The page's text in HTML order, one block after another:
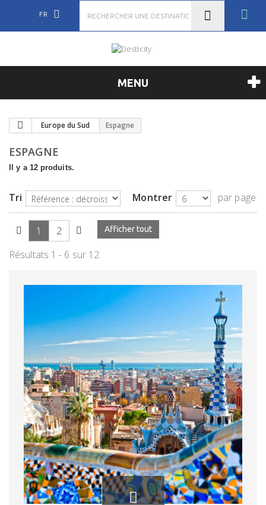
FR
MENU
Europe du Sud Espagne
ESPAGNE
Il y a 12 produits.
Tri Montrer par page
Afficher tout
1
2
Résultats 1 - 6 sur 12.